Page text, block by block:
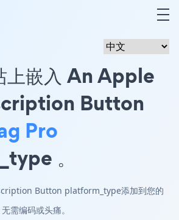
上嵌入 An Apple
Button
Pro
。
Button platform_type添加到您的
需编码或头痛。